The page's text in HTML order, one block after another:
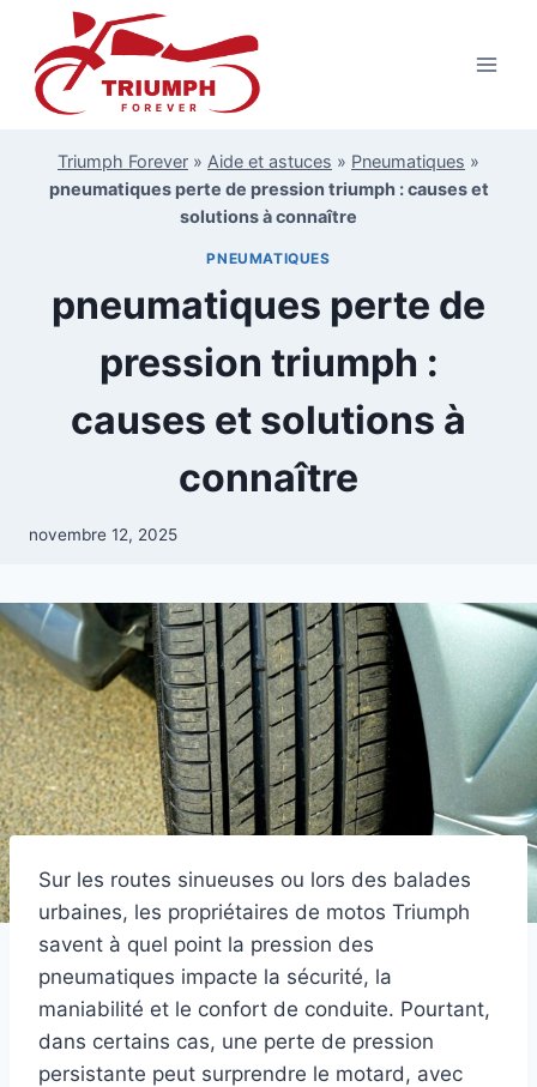
contenu
Triumph Forever » Aide et astuces » Pneumatiques »
pneumatiques perte de pression triumph : causes et
solutions à connaître
PNEUMATIQUES
pneumatiques perte de
pression triumph :
causes et solutions à
connaître
novembre 12, 2025
Sur les routes sinueuses ou lors des balades
urbaines, les propriétaires de motos Triumph
savent à quel point la pression des
pneumatiques impacte la sécurité, la
maniabilité et le confort de conduite. Pourtant,
dans certains cas, une perte de pression
persistante peut surprendre le motard, avec